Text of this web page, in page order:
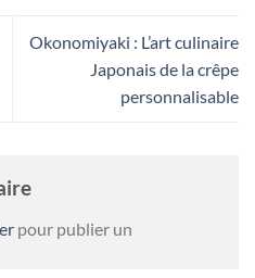
Okonomiyaki : L’art culinaire
Japonais de la crêpe
personnalisable
pour publier un